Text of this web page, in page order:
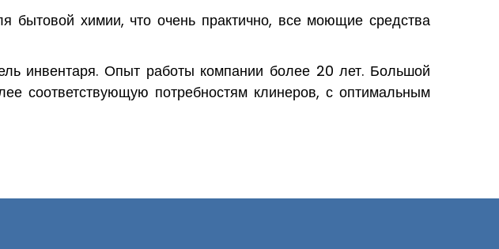
бытовой химии, что очень практично, все моющие средства
инвентаря. Опыт работы компании более 20 лет. Большой
соответствующую потребностям клинеров, с оптимальным